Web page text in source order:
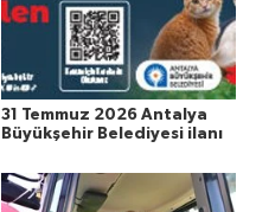
31 Temmuz 2026 Antalya
Büyükşehir Belediyesi ilanı